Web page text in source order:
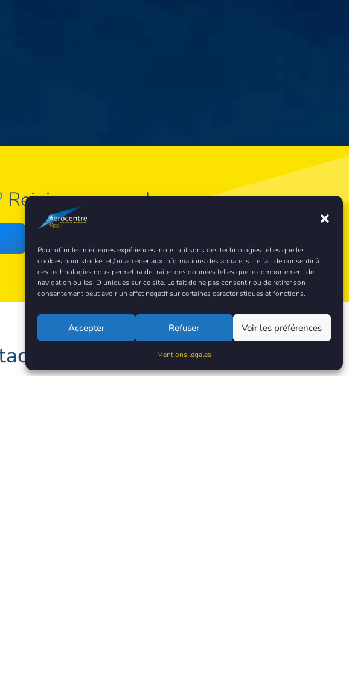
Pour offrir les meilleures expériences, nous utilisons des technologies telles que les
cookies pour stocker et/ou accéder aux informations des appareils. Le fait de consentir à
ces technologies nous permettra de traiter des données telles que le comportement de
navigation ou les ID uniques sur ce site. Le fait de ne pas consentir ou de retirer son
consentement peut avoir un effet négatif sur certaines caractéristiques et fonctions.
Accepter Refuser Voir les préférences
Mentions légales
Rejoignez-nous !
Aérocentre